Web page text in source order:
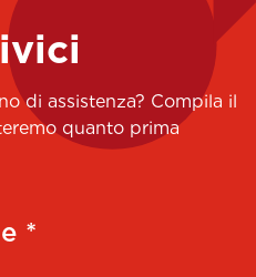
di assistenza? Compila il
quanto prima
*